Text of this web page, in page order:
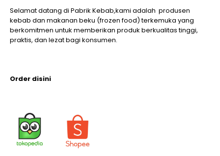
Selamat datang di Pabrik Kebab,kami adalah produsen
kebab dan makanan beku (frozen food) terkemuka yang
berkomitmen untuk memberikan produk berkualitas tinggi,
praktis, dan lezat bagi konsumen.
Order disini